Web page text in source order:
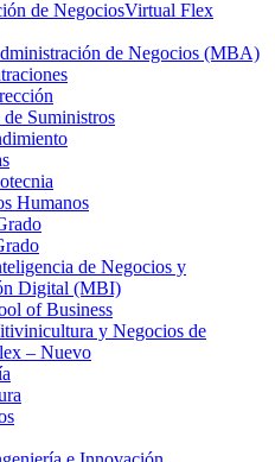
de NegociosVirtual Flex
de Negocios (MBA)
de Suministros
Humanos
de Negocios y
Digital (MBI)
of Business
y Negocios de
– Nuevo